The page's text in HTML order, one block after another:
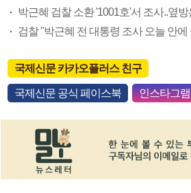
국제신문 카카오플러스 친구
국제신문 공식 페이스북 인스타그램